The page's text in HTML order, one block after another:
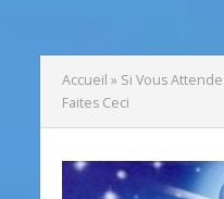
Accueil » Si Vous
Faites Ceci